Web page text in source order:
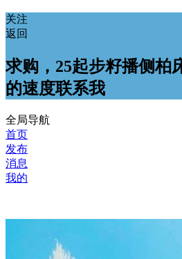
关注
返回
求购，25起步籽播侧柏
的速度联系我
全局导航
首页
发布
消息
我的